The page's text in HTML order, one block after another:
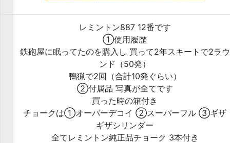
レミントン887 12番です
①使用履歴
鉄砲屋に眠ってたのを購入し 買って2年スキートで2ラウ
ンド（50発）
鴨猟で2回（合計10発ぐらい）
②付属品 写真が全てです
買った時の箱付き
チョークは①オーバーデコイ ②スーパーフル ③ギザ
ギザシリンダー
全てレミントン純正品チョーク 3本付き